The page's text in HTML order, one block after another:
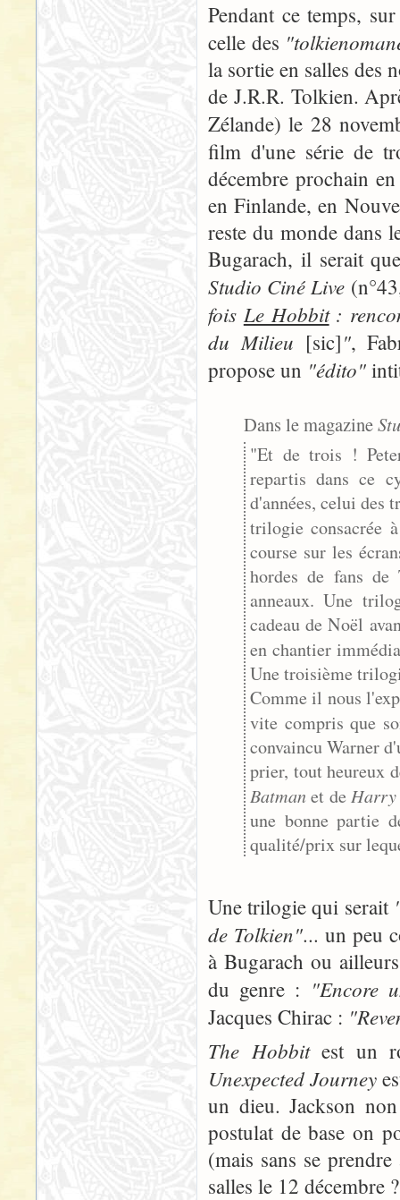
Pendant ce temps,
celle des
la sortie en salles des
de J.R.R. Tolkien.
Zélande) le 28
film d'une série de
décembre prochain
en Finlande, en
reste du monde dans
Bugarach, il serait
Studio Ciné Live
fois Le Hobbit:
du Milieu [sic]",
propose un "édito"
Dans le magazine
"Et de trois !
repartis dans ce
d'années, celui des
trilogie consacrée
course sur les
hordes de fans
anneaux. Une
cadeau de Noël
en chantier
Une troisième
Comme il nous
vite compris que
convaincu Warner
prier, tout heureux
Batmanet de Harry
une bonne partie
qualité/prix sur
Une trilogie qui serait
de Tolkien"... un peu
à Bugarach ou
du genre : "Encore
Jacques Chirac :
The Hobbitest un
Unexpected Journey
un dieu. Jackson
postulat de base on
(mais sans se
salles le 12 décembre